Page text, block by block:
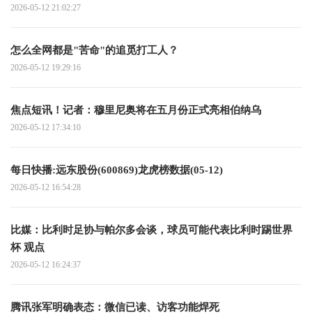
2026-05-12 21:02:27
怎么全网都是"苦命"的追觅打工人？
2026-05-12 19:29:16
焦点短讯！记者：穆里尼奥将在五月份正式亮相伯纳乌
2026-05-12 17:34:10
每日快播:远东股份(600869)龙虎榜数据(05-12)
2026-05-12 16:54:28
比媒：比利时足协与帕尔多会谈，球员可能代表比利时踢世界
杯 观点
2026-05-12 16:24:37
腾讯张军明确表态：微信已读、访客功能焊死